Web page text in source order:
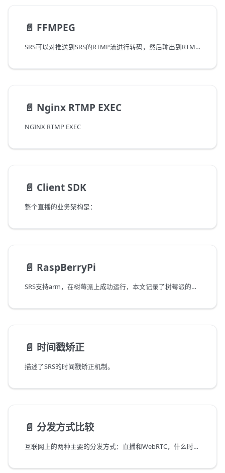
📄️ FFMPEG
SRS可以对推送到SRS的RTMP流进行转码，然后输出到RTMP服务器（也可以是SRS自己）。
📄️ Nginx RTMP EXEC
NGINX RTMP EXEC
📄️ Client SDK
整个直播的业务架构是：
📄️ RaspBerryPi
SRS支持arm，在树莓派上成功运行，本文记录了树莓派的性能指标。
📄️ 时间戳矫正
描述了SRS的时间戳矫正机制。
📄️ 分发方式比较
互联网上的两种主要的分发方式：直播和WebRTC，什么时候用谁，完全决定于应用场景。